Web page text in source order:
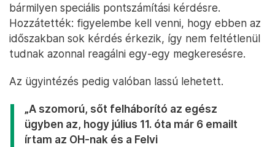
bármilyen speciális pontszámítási kérdésre.
Hozzátették: figyelembe kell venni, hogy ebben az
időszakban sok kérdés érkezik, így nem feltétlenül
tudnak azonnal reagálni egy-egy megkeresésre.
Az ügyintézés pedig valóban lassú lehetett.
„A szomorú, sőt felháborító az egész
ügyben az, hogy július 11. óta már 6 emailt
írtam az OH-nak és a Felvi